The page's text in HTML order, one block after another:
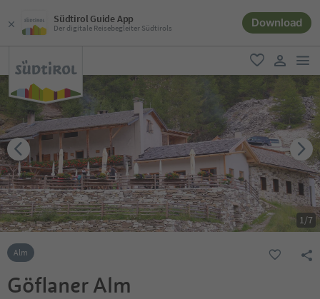
Südtirol Guide App
Der digitale Reisebegleiter Südtirols Download
favorit
user link
1/7
Alm
Göflaner Alm